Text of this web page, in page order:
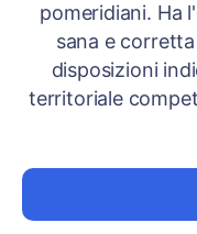
pomeridiani. Ha
sana e
disposizioni
territoriale